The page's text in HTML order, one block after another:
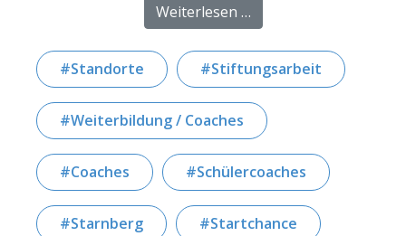
Weiterlesen …from Stiftungs-Coach
Standorte Stiftungsarbeit
Weiterbildung / Coaches
Coaches Schülercoaches
Starnberg Startchance